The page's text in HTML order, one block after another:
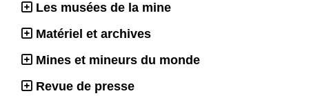
Les musées de la mine
Matériel et archives
Mines et mineurs du monde
Revue de presse